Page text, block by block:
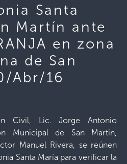
Santa
Martín ante
en zona
de San
Abr/16
Civil, Lic. Jorge Antonio
Municipal de San Martin,
Manuel Rivera, se reúnen
Santa María para verificar la